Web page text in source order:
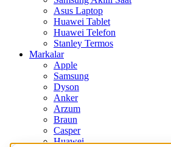
Asus Laptop
Huawei Tablet
Huawei Telefon
Stanley Termos
Markalar
Apple
Samsung
Dyson
Anker
Arzum
Braun
Casper
Huawei